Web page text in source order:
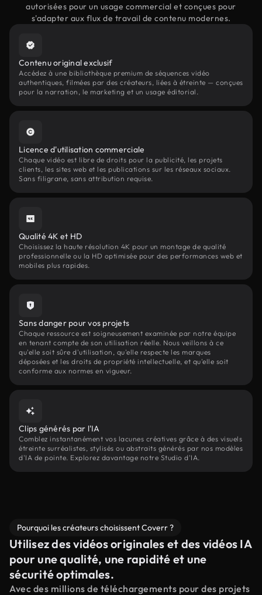
autorisées pour un usage commercial et conçues pour
s'adapter aux flux de travail de contenu modernes.
Contenu original exclusif
Accédez à une bibliothèque premium de séquences vidéo
authentiques, filmées par des créateurs, liées à étreinte — conçues
pour la narration, le marketing et un usage éditorial.
Licence d'utilisation commerciale
Chaque vidéo est libre de droits pour la publicité, les projets
clients, les sites web et les publications sur les réseaux sociaux.
Sans filigrane, sans attribution requise.
Qualité 4K et HD
Choisissez la haute résolution 4K pour un montage de qualité
professionnelle ou la HD optimisée pour des performances web et
mobiles plus rapides.
Sans danger pour vos projets
Chaque ressource est soigneusement examinée par notre équipe
en tenant compte de son utilisation réelle. Nous veillons à ce
qu'elle soit sûre d'utilisation, qu'elle respecte les marques
déposées et les droits de propriété intellectuelle, et qu'elle soit
conforme aux normes en vigueur.
Clips générés par l'IA
Comblez instantanément vos lacunes créatives grâce à des visuels
étreinte surréalistes, stylisés ou abstraits générés par nos modèles
d'IA de pointe. Explorez davantage notre Studio d'IA.
Pourquoi les créateurs choisissent Coverr ?
Utilisez des vidéos originales et des vidéos IA
pour une qualité, une rapidité et une
sécurité optimales.
Avec des millions de téléchargements pour des projets